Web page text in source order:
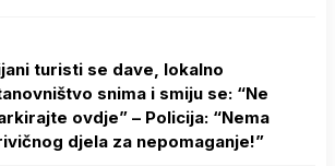
turisti se dave, lokalno
snima i smiju se: “Ne
ovdje” – Policija: “Nema
djela za nepomaganje!”